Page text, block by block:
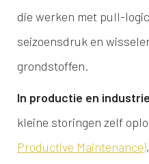
die werken met pull-
seizoensdruk en
grondstoffen.
In productie en industrie
kleine storingen zelf
Productive Maintenance)